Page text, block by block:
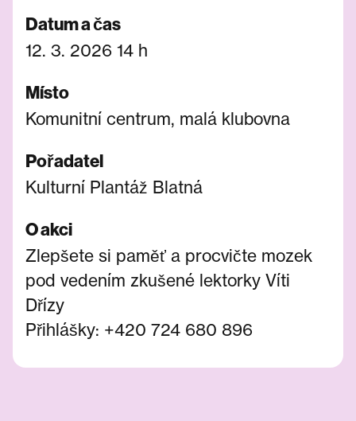
Datum a čas
12. 3. 2026 14 h
Místo
Komunitní centrum, malá klubovna
Pořadatel
Kulturní Plantáž Blatná
O akci
Zlepšete si paměť a procvičte mozek
pod vedením zkušené lektorky Víti
Dřízy
Přihlášky: +420 724 680 896